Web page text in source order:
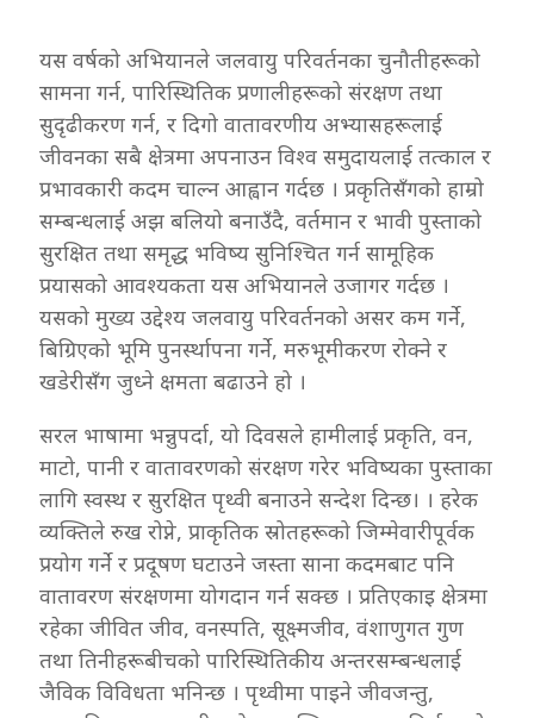
यस वर्षको अभियानले जलवायु परिवर्तनका चुनौतीहरूको
सामना गर्न, पारिस्थितिक प्रणालीहरूको संरक्षण तथा
सुदृढीकरण गर्न, र दिगो वातावरणीय अभ्यासहरूलाई
जीवनका सबै क्षेत्रमा अपनाउन विश्व समुदायलाई तत्काल र
प्रभावकारी कदम चाल्न आह्वान गर्दछ । प्रकृतिसँगको हाम्रो
सम्बन्धलाई अझ बलियो बनाउँदै, वर्तमान र भावी पुस्ताको
सुरक्षित तथा समृद्ध भविष्य सुनिश्चित गर्न सामूहिक
प्रयासको आवश्यकता यस अभियानले उजागर गर्दछ ।
यसको मुख्य उद्देश्य जलवायु परिवर्तनको असर कम गर्ने,
बिग्रिएको भूमि पुनर्स्थापना गर्ने, मरुभूमीकरण रोक्ने र
खडेरीसँग जुध्ने क्षमता बढाउने हो ।
सरल भाषामा भन्नुपर्दा, यो दिवसले हामीलाई प्रकृति, वन,
माटो, पानी र वातावरणको संरक्षण गरेर भविष्यका पुस्ताका
लागि स्वस्थ र सुरक्षित पृथ्वी बनाउने सन्देश दिन्छ। । हरेक
व्यक्तिले रुख रोप्ने, प्राकृतिक स्रोतहरूको जिम्मेवारीपूर्वक
प्रयोग गर्ने र प्रदूषण घटाउने जस्ता साना कदमबाट पनि
वातावरण संरक्षणमा योगदान गर्न सक्छ । प्रतिएकाइ क्षेत्रमा
रहेका जीवित जीव, वनस्पति, सूक्ष्मजीव, वंशाणुगत गुण
तथा तिनीहरूबीचको पारिस्थितिकीय अन्तरसम्बन्धलाई
जैविक विविधता भनिन्छ । पृथ्वीमा पाइने जीवजन्तु,